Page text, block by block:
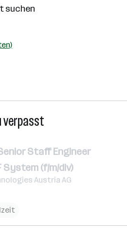
suchen
verpasst
Staff Engineer
System (f/m/div)
Austria AG